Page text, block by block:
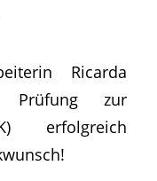
Ricarda
Prüfung zur
erfolgreich